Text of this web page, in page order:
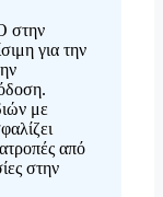
στην
για την
με
από
στην